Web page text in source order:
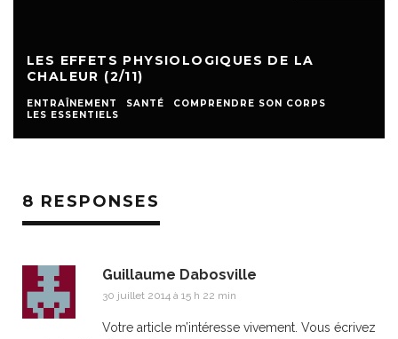
LES EFFETS PHYSIOLOGIQUES DE LA
CHALEUR (2/11)
ENTRAÎNEMENT SANTÉ
COMPRENDRE SON CORPS
LES ESSENTIELS
8 RESPONSES
Guillaume Dabosville
30 juillet 2014 à 15 h 22 min
Votre article m’intéresse vivement. Vous écrivez